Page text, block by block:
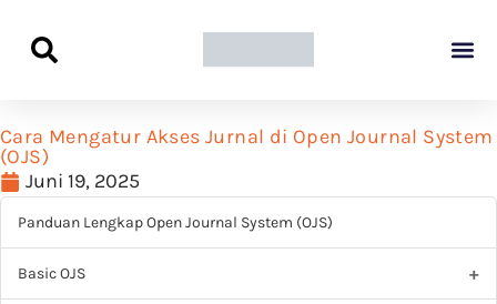
Cara Mengatur Akses Jurnal di Open Journal System
(OJS)
Juni 19, 2025
Panduan Lengkap Open Journal System (OJS)
Basic OJS